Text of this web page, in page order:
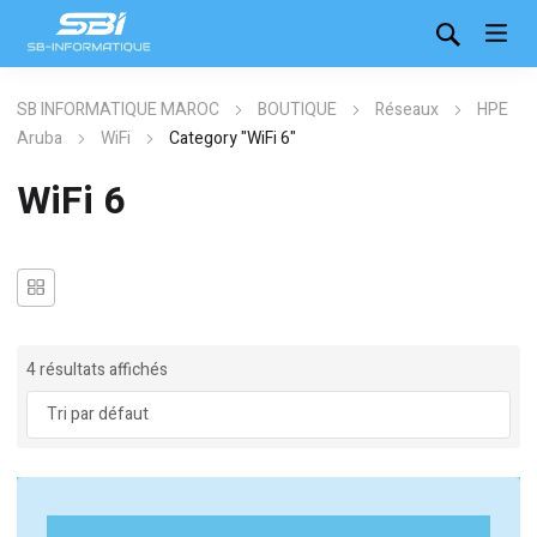
SB INFORMATIQUE MAROC BOUTIQUE Réseaux
HPE
Aruba
WiFi Category "WiFi 6"
WiFi 6
4 résultats affichés